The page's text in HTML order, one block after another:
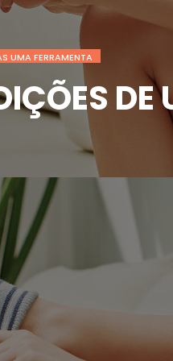
UMA FERRAMENTA
DE